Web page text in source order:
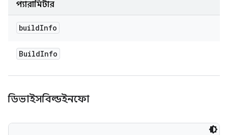
প্যারামিটার
buildInfo
BuildInfo
ডিভাইসবিল্ডইনফো